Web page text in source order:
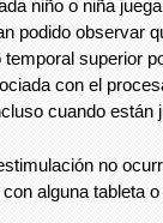
niño o niña
podido observar
temporal superior
con el
cuando están
no
alguna tableta